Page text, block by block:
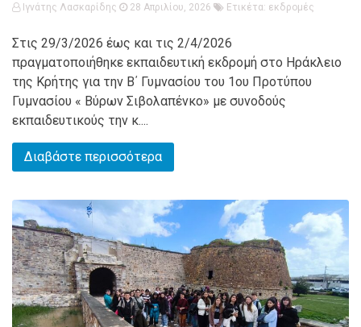
Ιγνάτης Λασκαρίδης 28 Απριλίου, 2026 Ετικέτα: εκδρομές
Στις 29/3/2026 έως και τις 2/4/2026
πραγματοποιήθηκε εκπαιδευτική εκδρομή στο Ηράκλειο
της Κρήτης για την Β΄ Γυμνασίου του 1ου Προτύπου
Γυμνασίου « Βύρων Σιβολαπένκο» με συνοδούς
εκπαιδευτικούς την κ....
Διαβάστε περισσότερα